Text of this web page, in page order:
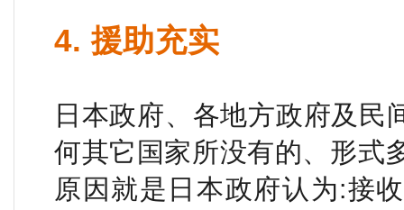
4. 援助充实
日本政府、各地方政府及民
何其它国家所没有的、形式
原因就是日本政府认为:接